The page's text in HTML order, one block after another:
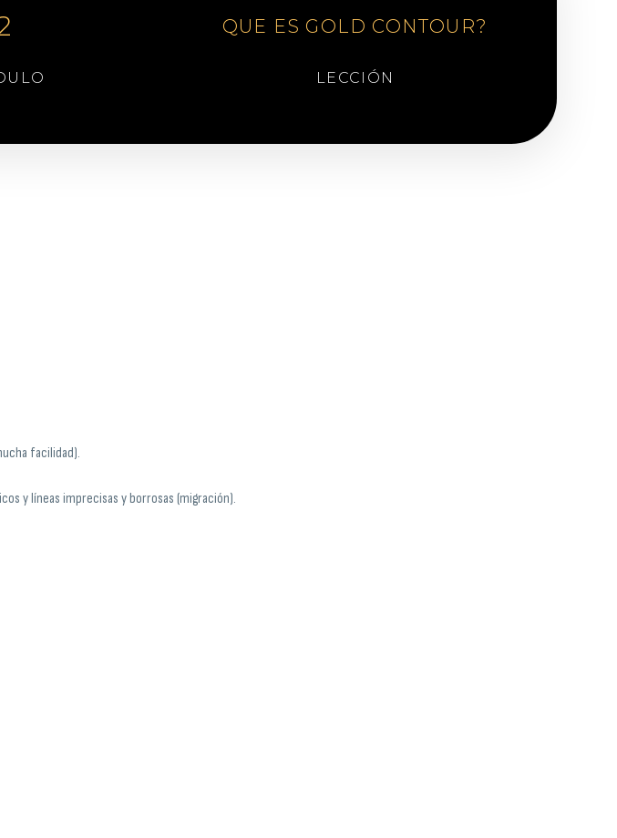
QUE ES GOLD CONTOUR?
LECCIÓN
facilidad).
y líneas imprecisas y borrosas (migración).